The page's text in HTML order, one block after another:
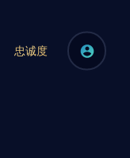
忠诚度